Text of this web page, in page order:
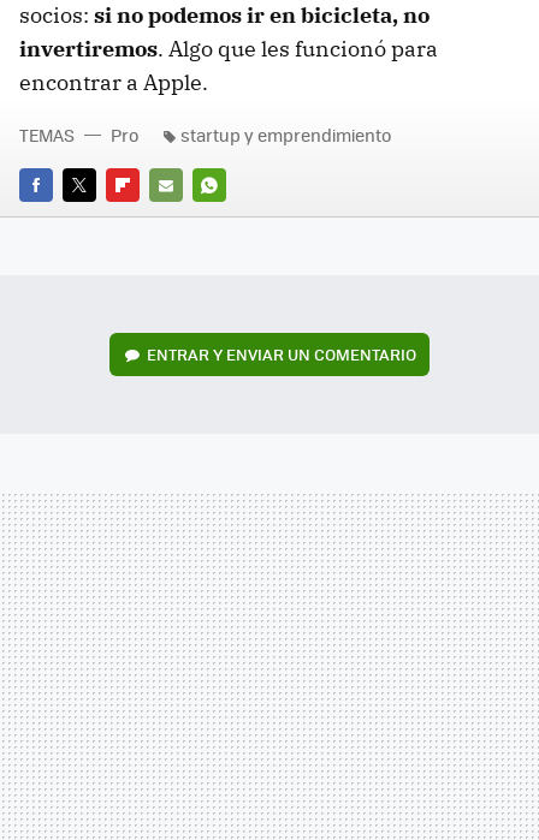
socios: si no podemos ir en bicicleta, no
invertiremos. Algo que les funcionó para
encontrar a Apple.
FACEBOOK
TWITTERFLIPBOARD
E-
WHATSAPP
TEMAS Pro startup y emprendimiento
ENTRAR Y ENVIAR UN COMENTARIO